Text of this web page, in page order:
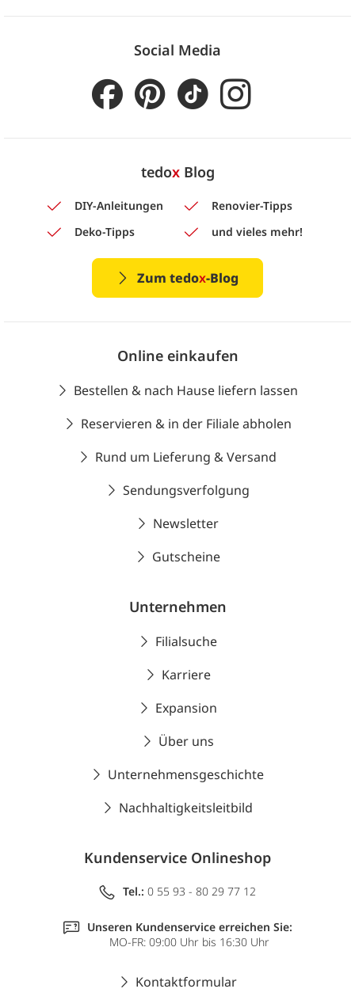
Social Media
tedoxBlog
DIY-Anleitungen
Renovier-Tipps
Deko-Tipps
und vieles mehr!
Zum tedox-Blog
Online einkaufen
Bestellen & nach Hause liefern lassen
Reservieren & in der Filiale abholen
Rund um Lieferung & Versand
Sendungsverfolgung
Newsletter
Gutscheine
Unternehmen
Filialsuche
Karriere
Expansion
Über uns
Unternehmensgeschichte
Nachhaltigkeitsleitbild
Kundenservice Onlineshop
Tel.: 0 55 93 - 80 29 77 12
Unseren Kundenservice erreichen Sie:
MO-FR: 09:00 Uhr bis 16:30 Uhr
Kontaktformular